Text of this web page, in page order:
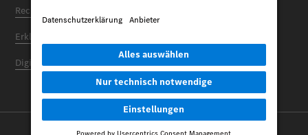
Rechtliche Hinweise
Erklärung zur Barrierefreiheit
Digitale Extras